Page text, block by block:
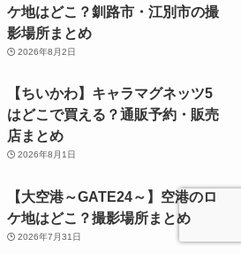
ケ地はどこ？釧路市・江別市の撮
影場所まとめ
2026年8月2日
【ちいかわ】キャラマグネッツ5
はどこで買える？通販予約・販売
店まとめ
2026年8月1日
【大空港～GATE24～】空港のロ
ケ地はどこ？撮影場所まとめ
2026年7月31日